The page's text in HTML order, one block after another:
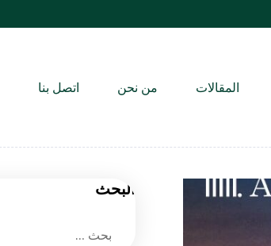
المقالات من نحن اتصل بنا
البحث